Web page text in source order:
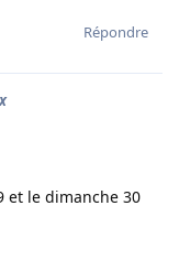
Répondre
et le dimanche 30